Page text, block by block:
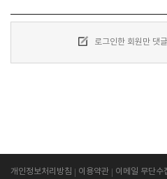
로그인한 회원만 댓
개인정보처리방침 이용약관 이메일 무단수